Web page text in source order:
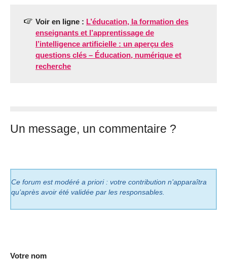
Voir en ligne : L’éducation, la formation des
enseignants et l’apprentissage de
l’intelligence artificielle : un aperçu des
questions clés – Éducation, numérique et
recherche
Un message, un commentaire ?
Ce forum est modéré a priori : votre contribution n’apparaîtra
qu’après avoir été validée par les responsables.
Votre nom